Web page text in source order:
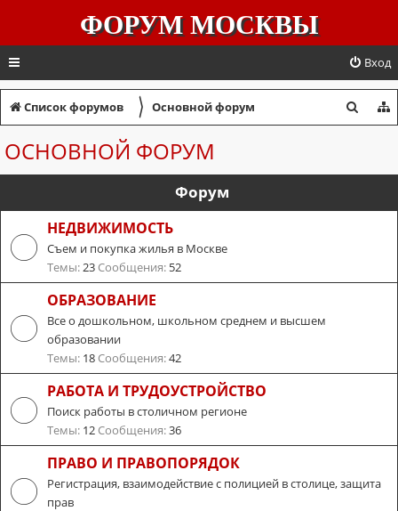
ФОРУМ МОСКВЫ
Вход
Список форумов 〉 Основной форум
к
ОСНОВНОЙ ФОРУМ
Форум
НЕДВИЖИМОСТЬ
Съем и покупка жилья в Москве
Темы:23 Сообщения: 52
ОБРАЗОВАНИЕ
Все о дошкольном, школьном среднем и высшем
образовании
Темы: 18 Сообщения:42
РАБОТА И ТРУДОУСТРОЙСТВО
Поиск работы в столичном регионе
Темы: 12 Сообщения:36
ПРАВО И ПРАВОПОРЯДОК
Регистрация, взаимодействие с полицией в столице, защита
прав